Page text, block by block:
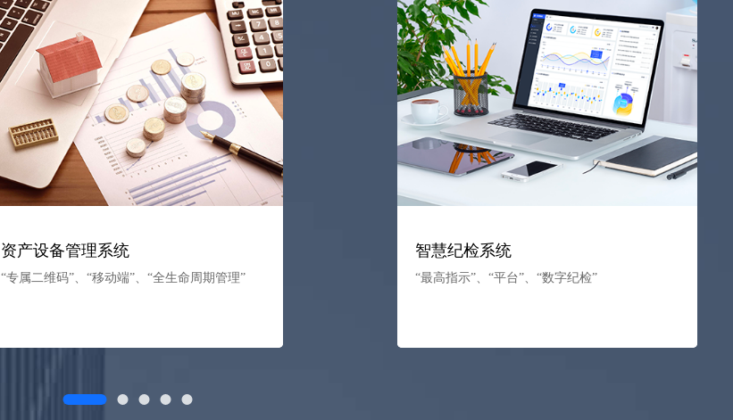
资产设备管理系统
“专属二维码”、“移动端”、“全生命周期管理”
智慧纪检系统
“最高指示”、“平台”、“数字纪检”